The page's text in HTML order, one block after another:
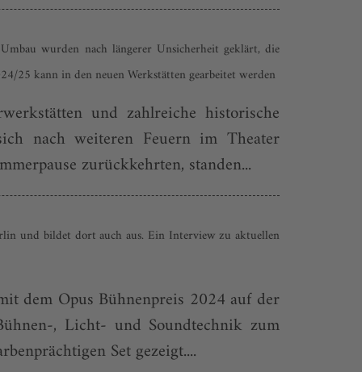
wurden nach längerer Unsicherheit geklärt, die
25 kann in den neuen Werkstätten gearbeitet werden
und zahlreiche historische
nach weiteren Feuern im Theater
zurückkehrten, standen...
und bildet dort auch aus. Ein Interview zu aktuellen
dem Opus Bühnenpreis 2024 auf der
, Licht- und Soundtechnik zum
Set gezeigt....